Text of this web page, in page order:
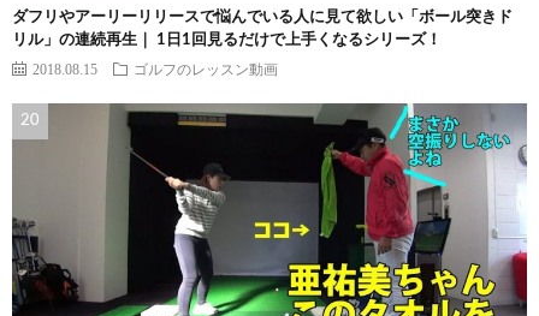
ダフリやアーリーリリースで悩んでいる人に見て欲しい「ボール突きド
リル」の連続再生｜ 1日1回見るだけで上手くなるシリーズ！
2018.08.15 ゴルフのレッスン動画